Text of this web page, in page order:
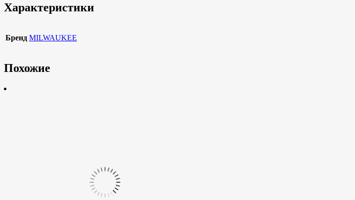
Характеристики
Бренд MILWAUKEE
Похожие